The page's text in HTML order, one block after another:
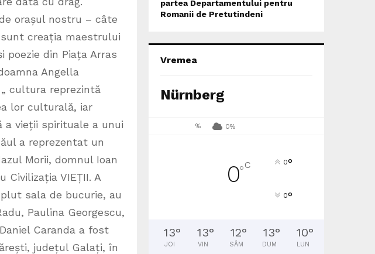
orașul nostru – câte
creația maestrului
poezie din Piața Arras
Angella
cultura reprezintă
lor culturală, iar
a vieții spirituale a unui
a reprezentat un
Morii, domnul Ioan
Civilizația VIEȚII. A
sala de bucurie, au
Paulina Georgescu,
Caranda a fost
județul Galați, în
partea Departamentului pentru
Romanii de Pretutindeni
Vremea
Nürnberg
% 0%
0°C 0°
0°
13°
JOI
13°
VIN
12°
SÂM
13°
DUM
10°
LUN